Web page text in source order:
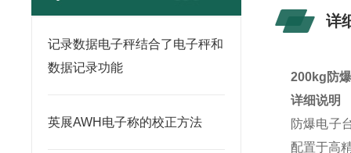
记录数据电子秤结合了电子秤和
数据记录功能
英展AWH电子称的校正方法
详
200kg防
详细说明
防爆电子
配置于高